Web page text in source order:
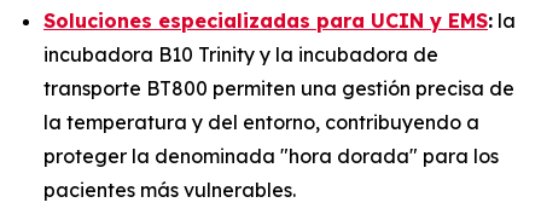
Soluciones especializadas para UCIN y EMS: la
incubadora B10 Trinity y la incubadora de
transporte BT800 permiten una gestión precisa de
la temperatura y del entorno, contribuyendo a
proteger la denominada "hora dorada" para los
pacientes más vulnerables.